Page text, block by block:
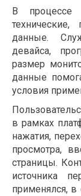
В процессе
технические,
данные.
девайса,
размер
данные
условия
в рамках
нажатия,
просмотра,
страницы.
источника
применялся,